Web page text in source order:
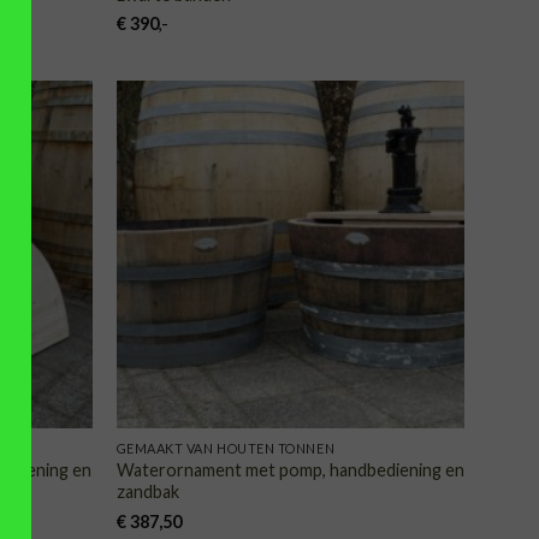
€390,-
en
TOEVOEGEN
VERLANGLIJST
GEMAAKT VAN HOUTEN TONNEN
Waterornament met pomp, handbediening en
zandbak
€387,50